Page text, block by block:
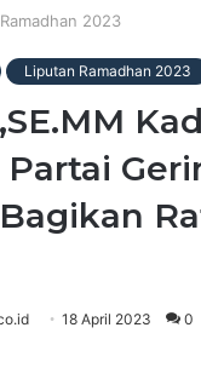
2023
Liputan Ramadhan 2023
18 April 2023 0